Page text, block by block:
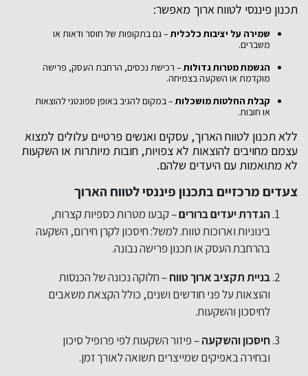
תכנון פיננסי לטווח ארוך מאפשר:
שמירה על יציבות כלכלית– גם בתקופות של חוסר ודאות או
משברים.
הגשמת מטרות גדולות– רכישת נכסים, הרחבת העסק, פרישה
מוקדמת או השקעה בצמיחה.
קבלת החלטות מושכלות– במקום להגיב באופן ספונטני להוצאות
או חובות.
ללא תכנון לטווח הארוך, עסקים ואנשים פרטיים עלולים למצוא
עצמם מחויבים להוצאות לא צפויות, חובות מיותרות או השקעות
לא מתואמות עם היעדים שלהם.
צעדים מרכזיים בתכנון פיננסי לטווח הארוך
הגדרת יעדים ברורים– קבעו מטרות כספיות קצרות,
בינוניות וארוכות טווח. למשל: חיסכון לקרן חירום, השקעה
בהרחבת העסק או תכנון פרישה נבונה.
בניית תקציב ארוך טווח– חלוקה נכונה של הכנסות
והוצאות על פני חודשים ושנים, כולל הקצאת משאבים
לחיסכון והשקעות.
חיסכון והשקעה– פיזור השקעות לפי פרופיל סיכון
ובחירה באפיקים שמייצרים תשואה לאורך זמן.